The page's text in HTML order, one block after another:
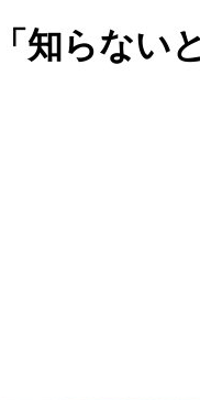
知らない